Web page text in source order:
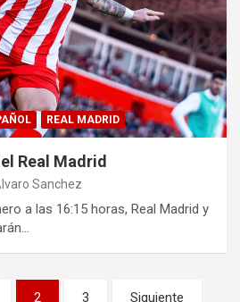
REAL MADRID
Real Madrid
Sanchez
a las 16:15 horas, Real Madrid y
2 3 Siguiente